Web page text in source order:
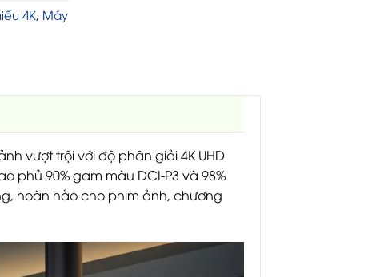
4K, Máy
vượt trội với độ phân giải 4K UHD
phủ 90% gam màu DCI-P3 và 98%
hoàn hảo cho phim ảnh, chương